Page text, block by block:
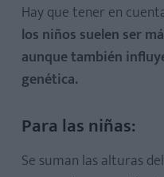
Hay que tener en
los niños suelen ser
aunque también
genética.
Para las niñas:
Se suman las alturas